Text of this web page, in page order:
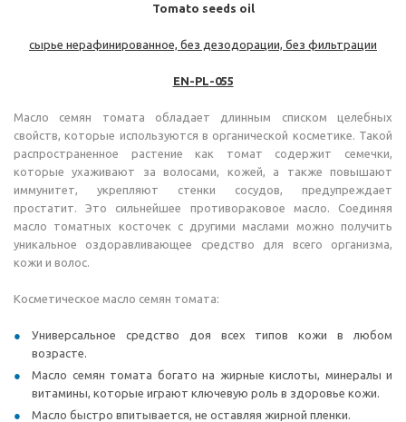
Tomato seeds oil
сырье нерафинированное, без дезодорации, без фильтрации
EN-PL-055
Масло семян томата обладает длинным списком целебных
свойств, которые используются в органической косметике. Такой
распространенное растение как томат содержит семечки,
которые ухаживают за волосами, кожей, а также повышают
иммунитет, укрепляют стенки сосудов, предупреждает
простатит. Это сильнейшее противораковое масло. Соединяя
масло томатных косточек с другими маслами можно получить
уникальное оздоравливающее средство для всего организма,
кожи и волос.
Косметическое масло семян томата:
Универсальное средство доя всех типов кожи в любом
возрасте.
Масло семян томата богато на жирные кислоты, минералы и
витамины, которые играют ключевую роль в здоровье кожи.
Масло быстро впитывается, не оставляя жирной пленки.